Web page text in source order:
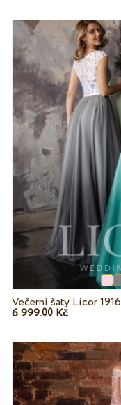
Večerní šaty Licor 1916
6 999.00Kč